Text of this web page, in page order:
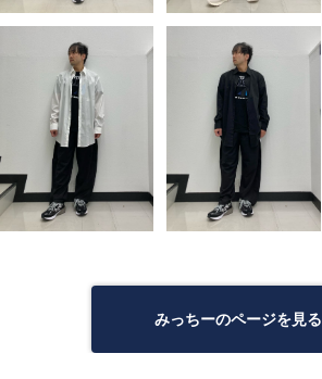
みっちーのページを見る